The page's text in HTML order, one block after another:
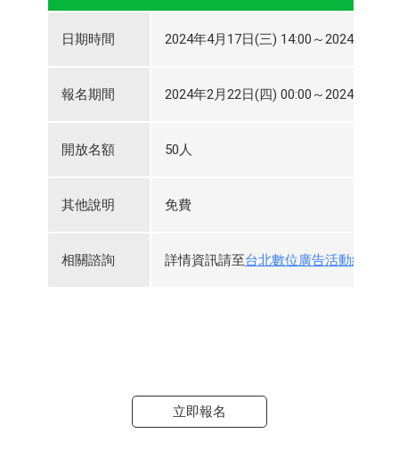
日期時間 2024年4月17日(三) 14:00～2024年4月
報名期間 2024年2月22日(四) 00:00～2024年4月
開放名額 50人
其他說明 免費
相關諮詢 詳情資訊請至台北數位廣告活動網頁
立即報名